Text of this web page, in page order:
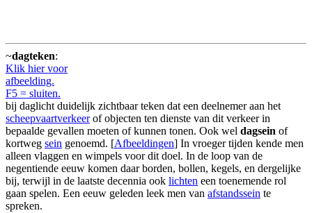
~dagteken:
Klik hier voor
afbeelding.
F5 = sluiten.
bij daglicht duidelijk zichtbaar teken dat een deelnemer aan het
scheepvaartverkeerof objecten ten dienste van dit verkeer in
bepaalde gevallen moeten of kunnen tonen. Ook wel dagsein of
kortweg sein genoemd. [Afbeeldingen] In vroeger tijden kende men
alleen vlaggen en wimpels voor dit doel. In de loop van de
negentiende eeuw komen daar borden, bollen, kegels, en dergelijke
bij, terwijl in de laatste decennia ook lichten een toenemende rol
gaan spelen. Een eeuw geleden leek men van afstandssein te
spreken.